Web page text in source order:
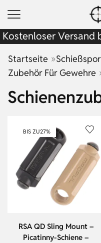
Kostenloser Versand
Startseite »
Zubehör Für Gewehre
BIS ZU27%
RSA QD Sling Mount –
Picatinny-Schiene –